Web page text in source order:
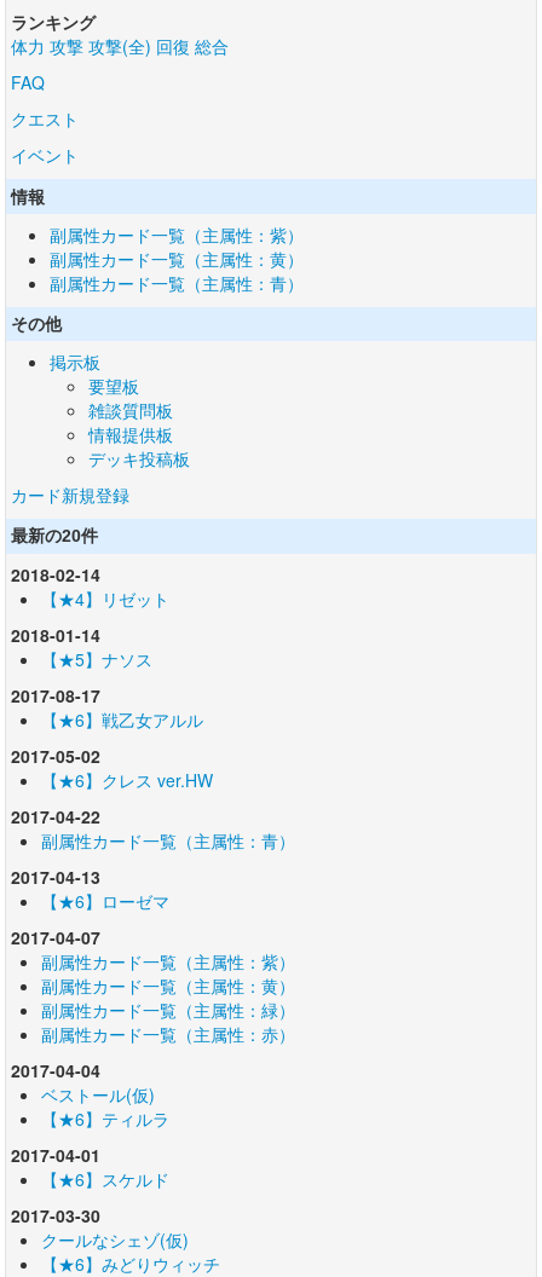
ランキング
体力 攻撃 攻撃(全) 回復 総合
FAQ
クエスト
イベント
情報
副属性カード一覧（主属性：紫）
副属性カード一覧（主属性：黄）
副属性カード一覧（主属性：青）
その他
掲示板
要望板
雑談質問板
情報提供板
デッキ投稿板
カード新規登録
最新の20件
2018-02-14
【★4】リゼット
2018-01-14
【★5】ナソス
2017-08-17
【★6】戦乙女アルル
2017-05-02
【★6】クレス ver.HW
2017-04-22
副属性カード一覧（主属性：青）
2017-04-13
【★6】ローゼマ
2017-04-07
副属性カード一覧（主属性：紫）
副属性カード一覧（主属性：黄）
副属性カード一覧（主属性：緑）
副属性カード一覧（主属性：赤）
2017-04-04
ベストール(仮)
【★6】ティルラ
2017-04-01
【★6】スケルド
2017-03-30
クールなシェゾ(仮)
【★6】みどりウィッチ